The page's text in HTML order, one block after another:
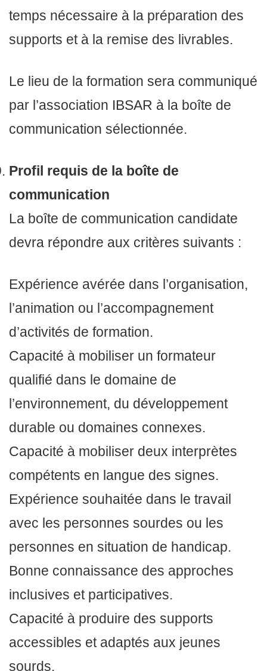
temps nécessaire à la préparation des
supports et à la remise des livrables.
Le lieu de la formation sera communiqué
par l’association IBSAR à la boîte de
communication sélectionnée.
Profil requis de la boîte de
communication
La boîte de communication candidate
devra répondre aux critères suivants :
Expérience avérée dans l’organisation,
l’animation ou l’accompagnement
d’activités de formation.
Capacité à mobiliser un formateur
qualifié dans le domaine de
l’environnement, du développement
durable ou domaines connexes.
Capacité à mobiliser deux interprètes
compétents en langue des signes.
Expérience souhaitée dans le travail
avec les personnes sourdes ou les
personnes en situation de handicap.
Bonne connaissance des approches
inclusives et participatives.
Capacité à produire des supports
accessibles et adaptés aux jeunes
sourds.